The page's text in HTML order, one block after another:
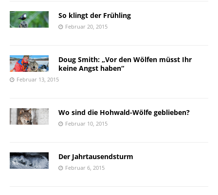
So klingt der Frühling
Februar 20, 2015
Doug Smith: „Vor den Wölfen müsst Ihr
keine Angst haben“
Februar 13, 2015
Wo sind die Hohwald-Wölfe geblieben?
Februar 10, 2015
Der Jahrtausendsturm
Februar 6, 2015